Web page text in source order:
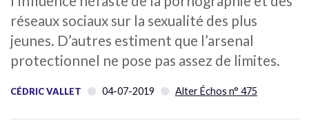
réseaux sociaux sur la sexualité des plus
jeunes. D’autres estiment que l’arsenal
protectionnel ne pose pas assez de limites.
CÉDRIC VALLET 04-07-2019 Alter Échos n° 475